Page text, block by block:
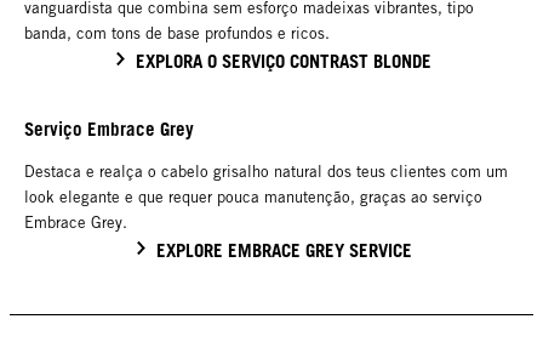
vanguardista que combina sem esforço madeixas vibrantes, tipo
banda, com tons de base profundos e ricos.
EXPLORA O SERVIÇO CONTRAST BLONDE
Serviço Embrace Grey
Destaca e realça o cabelo grisalho natural dos teus clientes com um
look elegante e que requer pouca manutenção, graças ao serviço
Embrace Grey.
EXPLORE EMBRACE GREY SERVICE